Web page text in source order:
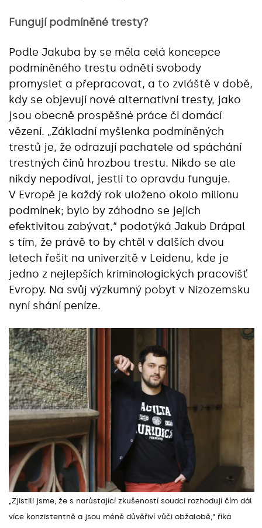
Fungují podmíněné tresty?
Podle Jakuba by se měla celá koncepce
podmíněného trestu odnětí svobody
promyslet a přepracovat, a to zvláště v době,
kdy se objevují nové alternativní tresty, jako
jsou obecně prospěšné práce či domácí
vězení. „Základní myšlenka podmíněných
trestů je, že odrazují pachatele od spáchání
trestných činů hrozbou trestu. Nikdo se ale
nikdy nepodíval, jestli to opravdu funguje.
V Evropě je každý rok uloženo okolo milionu
podmínek; bylo by záhodno se jejich
efektivitou zabývat,“ podotýká Jakub Drápal
s tím, že právě to by chtěl v dalších dvou
letech řešit na univerzitě v Leidenu, kde je
jedno z nejlepších kriminologických pracovišť
Evropy. Na svůj výzkumný pobyt v Nizozemsku
nyní shání peníze.
„Zjistili jsme, že s narůstající zkušeností soudci rozhodují čím dál
více konzistentně a jsou méně důvěřiví vůči obžalobě,“ říká